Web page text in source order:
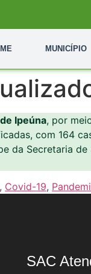
MUNICÍPIO
Ipeúna, por
com 164
da Secretaria
, Covid-19,
SAC